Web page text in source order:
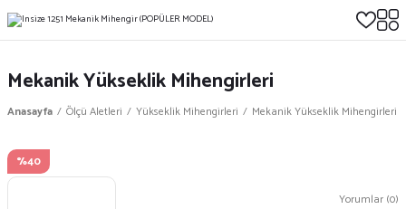
Mekanik Yükseklik Mihengirleri
Anasayfa Ölçü Aletleri Yükseklik Mihengirleri Mekanik Yükseklik Mihengirleri
%40
Yorumlar (0)